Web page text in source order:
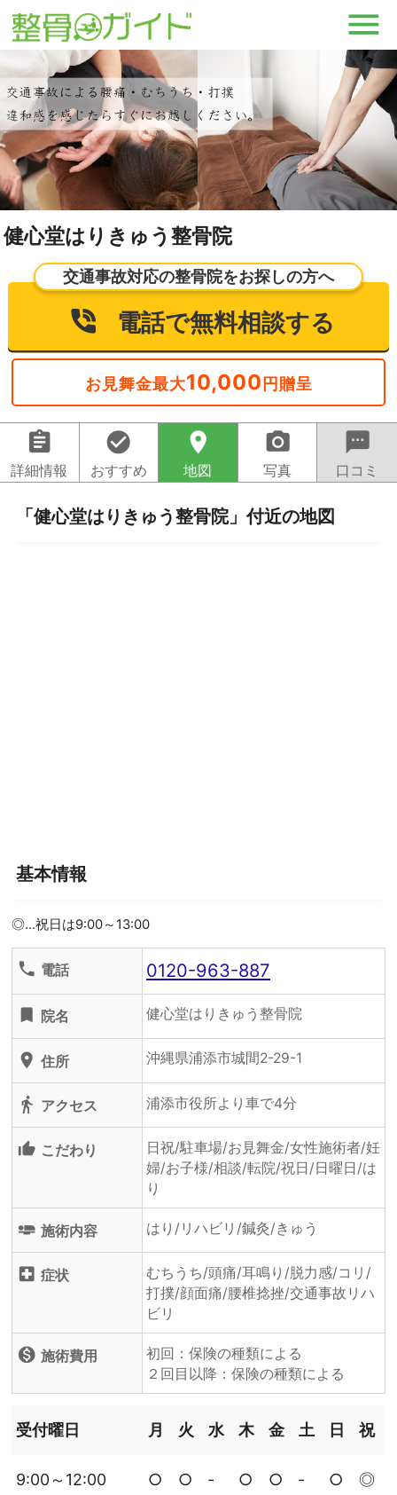
健心堂はりきゅう整骨院
交通事故対応の整骨院をお探しの方へ
電話で無料相談する
お見舞金最大10,000 円贈呈
assignment
詳細情報
check_circle
おすすめ
location_on
地図
camera_alt
写真
sms
口コミ
「健心堂はりきゅう整骨院」付近の地図
基本情報
◎…祝日は9:00～13:00
phone 電話 0120-963-887
turned_in 院名 健心堂はりきゅう整骨院
location_on 住所 沖縄県浦添市城間2-29-1
directions_walk アクセス 浦添市役所より車で4分
thumb_up_alt こだわり
日祝/駐車場/お見舞金/女性施術者/妊
婦/お子様/相談/転院/祝日/日曜日/は
り
airline_seat_flat 施術内容 はり/リハビリ/鍼灸/きゅう
local_hospital 症状
むちうち/頭痛/耳鳴り/脱力感/コリ/
打撲/顔面痛/腰椎捻挫/交通事故リハ
ビリ
monetization_on 施術費用
初回：保険の種類による
２回目以降：保険の種類による
受付曜日 月 火 水 木 金 土 日 祝
9:00～12:00 ○ ○ ‐ ○ ○ ‐ ○ ◎